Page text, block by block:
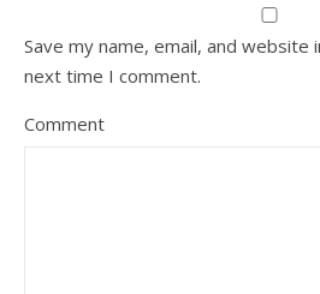
Save my name, email, and
next time I comment.
Comment